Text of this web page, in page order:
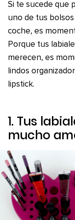
Si te sucede que
uno de tus
coche, es
Porque tus
merecen, es
lindos
lipstick.
1. Tus
mucho